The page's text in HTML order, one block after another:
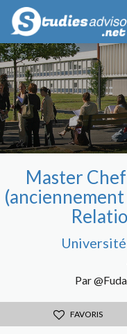
Master
Université
Par
FAVORIS